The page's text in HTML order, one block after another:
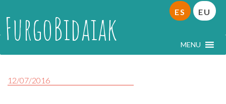
FurgoBidaiak MENU
ES EU
12/07/2016